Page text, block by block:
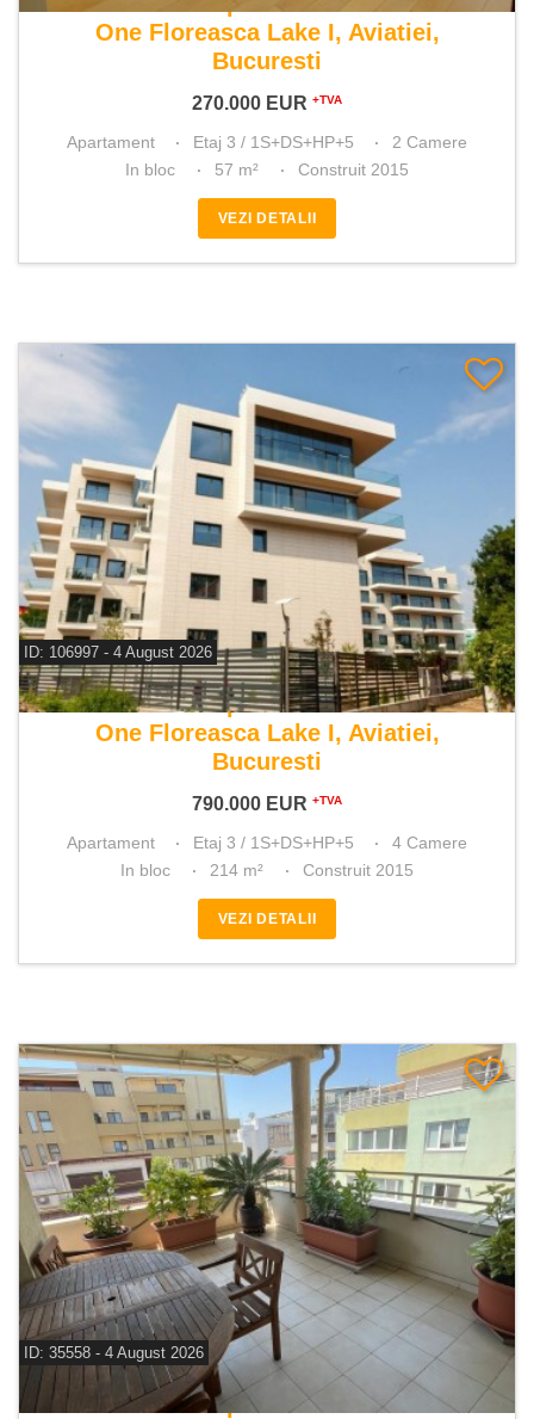
One Floreasca Lake I, Aviatiei,
Bucuresti
270.000 EUR +TVA
Apartament Etaj 3 / 1S+DS+HP+5
2 Camere
In bloc
57 m² Construit 2015
VEZI DETALII
ID: 106997 - 4 August 2026
De vanzare apartament 4 camere
One Floreasca Lake I, Aviatiei,
Bucuresti
790.000 EUR +TVA
Apartament Etaj 3 / 1S+DS+HP+5
4 Camere
In bloc
214 m² Construit 2015
VEZI DETALII
ID: 35558 - 4 August 2026
De vanzare apartament 4 camere